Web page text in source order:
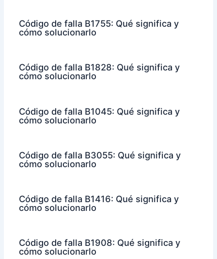
Código de falla B1755: Qué significa y
cómo solucionarlo
Código de falla B1828: Qué significa y
cómo solucionarlo
Código de falla B1045: Qué significa y
cómo solucionarlo
Código de falla B3055: Qué significa y
cómo solucionarlo
Código de falla B1416: Qué significa y
cómo solucionarlo
Código de falla B1908: Qué significa y
cómo solucionarlo